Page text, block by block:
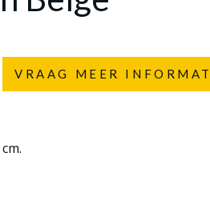
VRAAG MEER